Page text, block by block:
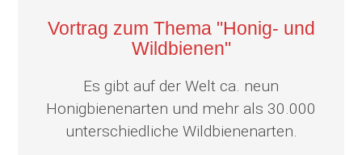
Vortrag zum Thema "Honig- und
Wildbienen"
Es gibt auf der Welt ca. neun
Honigbienenarten und mehr als 30.000
unterschiedliche Wildbienenarten.